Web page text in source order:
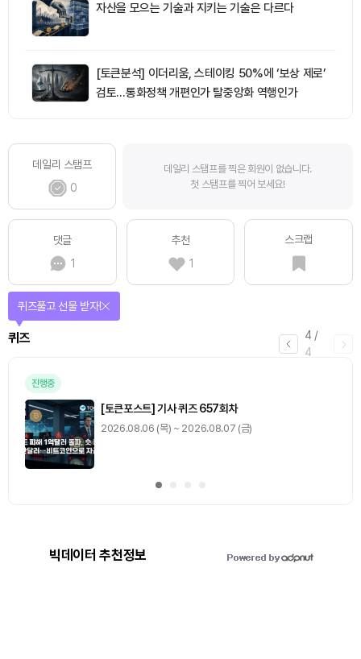
자산을 모으는 기술과 지키는 기술은 다르다
[토큰분석] 이더리움, 스테이킹 50%에 ‘보상 제로’
검토…통화정책 개편인가 탈중앙화 역행인가
데일리 스탬프
0
데일리 스탬프를 찍은 회원이 없습니다.
첫 스탬프를 찍어 보세요!
댓글
1
추천
1
스크랩
1/
미션
매일 미션을 완료하고 보상을 획득!
기사 스탬프
빅데이터 추천정보